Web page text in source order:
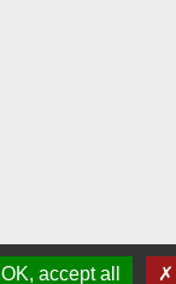
OK, accept all